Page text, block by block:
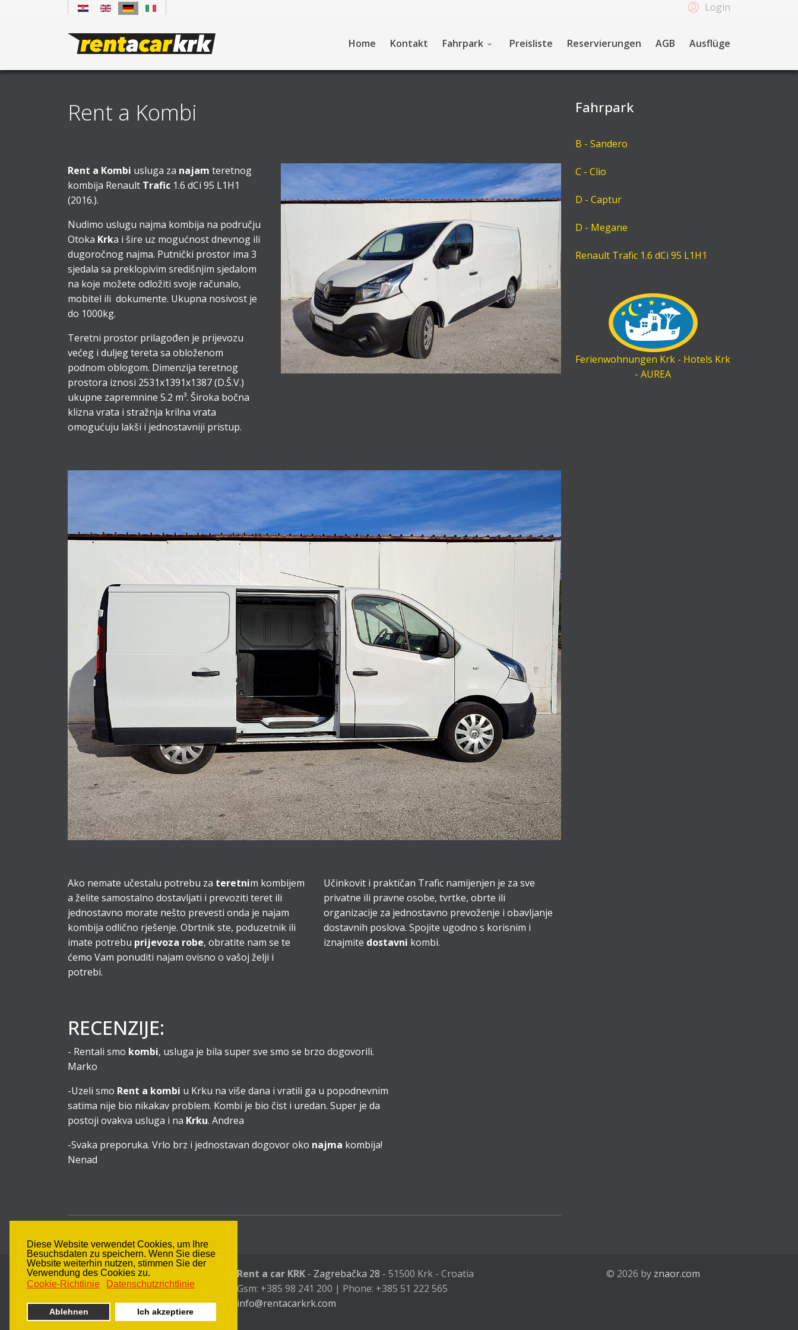
Diese Website verwendet Cookies, um Ihre
Besuchsdaten zu speichern. Wenn Sie diese
Website weiterhin nutzen, stimmen Sie der
Verwendung des Cookies zu.
Cookie-Richtlinie
Datenschutzrichtlinie
Ablehnen Ich akzeptiere
Login
Home Kontakt Fahrpark Preisliste Reservierungen AGB Ausflüge
Rent a Kombi
Rent a Kombi usluga za najam teretnog
kombija Renault Trafic 1.6 dCi 95 L1H1
(2016.).
Nudimo uslugu najma kombija na području
Otoka Krka i šire uz mogućnost dnevnog ili
dugoročnog najma. Putnički prostor ima 3
sjedala sa preklopivim središnjim sjedalom
na koje možete odložiti svoje računalo,
mobitel ili dokumente. Ukupna nosivost je
do 1000kg.
Teretni prostor prilagođen je prijevozu
većeg i duljeg tereta sa obloženom
podnom oblogom. Dimenzija teretnog
prostora iznosi 2531x1391x1387 (D.Š.V.)
ukupne zapremnine 5.2 m³. Široka bočna
klizna vrata i stražnja krilna vrata
omogućuju lakši i jednostavniji pristup.
Ako nemate učestalu potrebu za teretnim kombijem
a želite samostalno dostavljati i prevoziti teret ili
jednostavno morate nešto prevesti onda je najam
kombija odlično rješenje. Obrtnik ste, poduzetnik ili
imate potrebu prijevoza robe, obratite nam se te
ćemo Vam ponuditi najam ovisno o vašoj želji i
potrebi.
Učinkovit i praktičan Trafic namijenjen je za sve
privatne ili pravne osobe, tvrtke, obrte ili
organizacije za jednostavno prevoženje i obavljanje
dostavnih poslova. Spojite ugodno s korisnim i
iznajmite dostavni kombi.
RECENZIJE:
- Rentali smo kombi, usluga je bila super sve smo se brzo dogovorili.
Marko
-Uzeli smo Rent a kombi u Krku na više dana i vratili ga u popodnevnim
satima nije bio nikakav problem. Kombi je bio čist i uredan. Super je da
postoji ovakva usluga i na Krku. Andrea
-Svaka preporuka. Vrlo brz i jednostavan dogovor oko najma kombija!
Nenad
Fahrpark
B - Sandero
C - Clio
D - Captur
D - Megane
Renault Trafic 1.6 dCi 95 L1H1
Ferienwohnungen Krk - Hotels Krk
- AUREA
Rent a Kombi
Datenschutz-Bestimmungen
Rent a car KRK - Zagrebačka 28 - 51500 Krk - Croatia
Gsm: +385 98 241 200 | Phone: +385 51 222 565
info@rentacarkrk.com
© 2026 by znaor.com